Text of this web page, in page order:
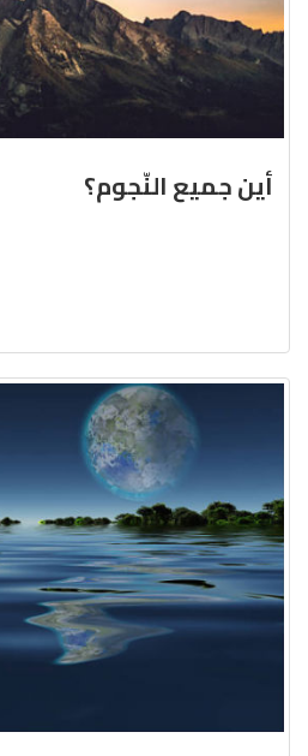
أين جميع النّجوم؟